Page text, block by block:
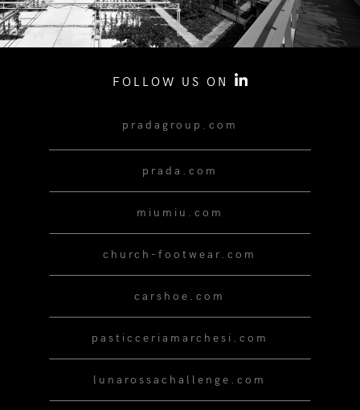
FOLLOW US ON
pradagroup.com
prada.com
miumiu.com
church-footwear.com
carshoe.com
pasticceriamarchesi.com
lunarossachallenge.com